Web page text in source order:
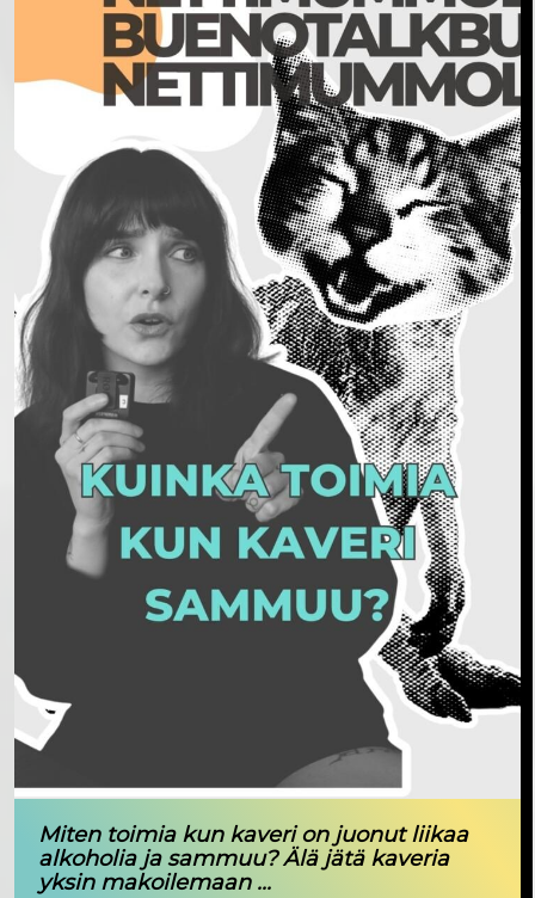
Miten toimia kun kaveri on juonut liikaa
alkoholia ja sammuu? Älä jätä kaveria
yksin makoilemaan ...